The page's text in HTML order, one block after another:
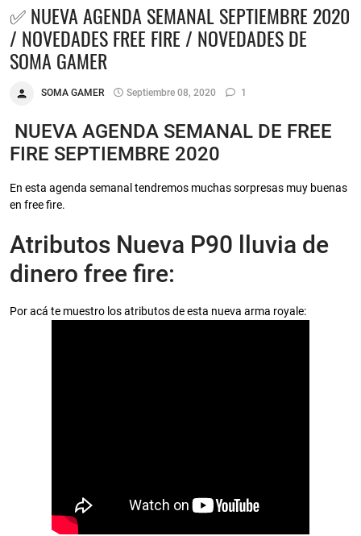
✅ NUEVA AGENDA SEMANAL SEPTIEMBRE 2020
/ NOVEDADES FREE FIRE / NOVEDADES DE
SOMA GAMER
SOMA GAMER Septiembre 08, 2020 1
NUEVA AGENDA SEMANAL DE FREE
FIRE SEPTIEMBRE 2020
En esta agenda semanal tendremos muchas sorpresas muy buenas
en free fire.
Atributos Nueva P90 lluvia de
dinero free fire:
Por acá te muestro los atributos de esta nueva arma royale: